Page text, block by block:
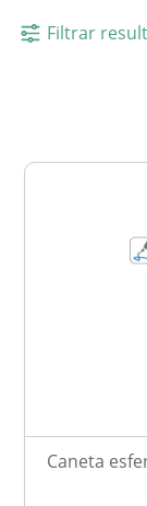
Filtrar
Caneta